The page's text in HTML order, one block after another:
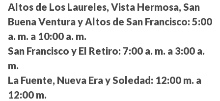
Altos de Los Laureles, Vista Hermosa, San
Buena Ventura y Altos de San Francisco: 5:00
a. m. a 10:00 a. m.
San Francisco y El Retiro: 7:00 a. m. a 3:00 a.
m.
La Fuente, Nueva Era y Soledad: 12:00 m. a
12:00 m.